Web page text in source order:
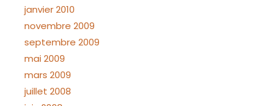
janvier 2010
novembre 2009
septembre 2009
mai 2009
mars 2009
juillet 2008